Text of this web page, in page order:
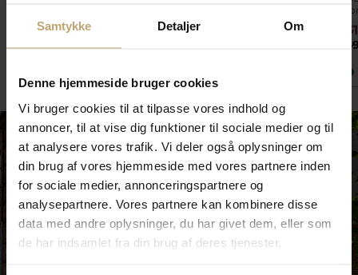
Samtykke Detaljer Om
Denne hjemmeside bruger cookies
Vi bruger cookies til at tilpasse vores indhold og
annoncer, til at vise dig funktioner til sociale medier og til
at analysere vores trafik. Vi deler også oplysninger om
din brug af vores hjemmeside med vores partnere inden
for sociale medier, annonceringspartnere og
analysepartnere. Vores partnere kan kombinere disse
data med andre oplysninger, du har givet dem, eller som
de har indsamlet fra din brug af deres tjenester.
749,00 kr
599,20 kr 720,00 kr